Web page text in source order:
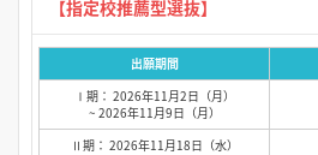
出願期間
Ⅰ期： 2026年11月2日（月）
~ 2026年11月9日（月）
Ⅱ期： 2026年11月18日（水）